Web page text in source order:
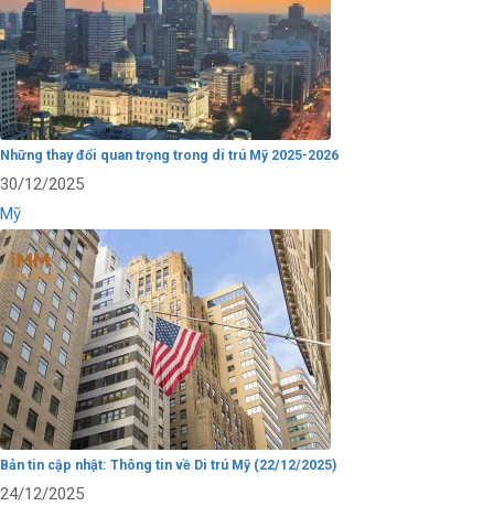
Những thay đổi quan trọng trong di trú Mỹ 2025-2026
30/12/2025
Mỹ
Bản tin cập nhật: Thông tin về Di trú Mỹ (22/12/2025)
24/12/2025